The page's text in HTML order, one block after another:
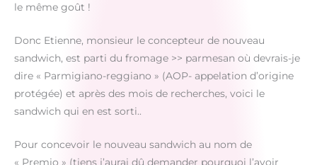
le même goût !
Donc Etienne, monsieur le concepteur de nouveau
sandwich, est parti du fromage >> parmesan où devrais-je
dire « Parmigiano-reggiano » (AOP- appelation d’origine
protégée) et après des mois de recherches, voici le
sandwich qui en est sorti..
Pour concevoir le nouveau sandwich au nom de
« Premio » (tiens j’aurai dû demander pourquoi l’avoir